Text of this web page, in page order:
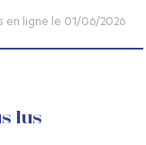
en ligne le 01/06/2026
lus